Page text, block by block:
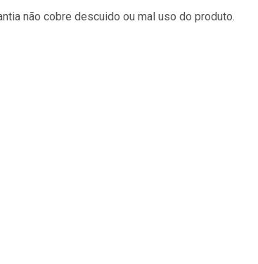
não cobre descuido ou mal uso do produto.